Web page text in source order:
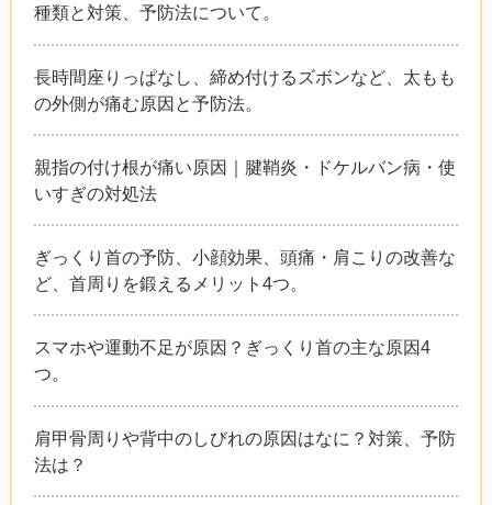
種類と対策、予防法について。
長時間座りっぱなし、締め付けるズボンなど、太もも
の外側が痛む原因と予防法。
親指の付け根が痛い原因｜腱鞘炎・ドケルバン病・使
いすぎの対処法
ぎっくり首の予防、小顔効果、頭痛・肩こりの改善な
ど、首周りを鍛えるメリット4つ。
スマホや運動不足が原因？ぎっくり首の主な原因4
つ。
肩甲骨周りや背中のしびれの原因はなに？対策、予防
法は？